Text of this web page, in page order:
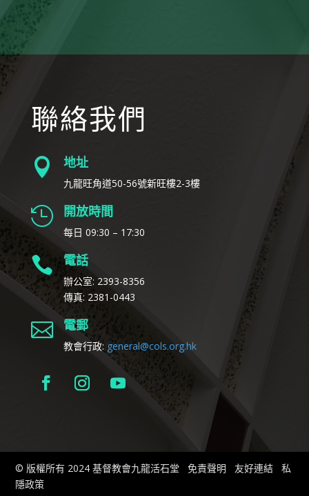
聯絡我們
 地址
九龍旺角道50-56號新旺樓2-3樓
 開放時間
每日 09:30 – 17:30
 電話
辦公室: 2393-8356
傳真: 2381-0443
 電郵
教會行政: general@cols.org.hk
© 版權所有 2024 基督教會九龍活石堂 免責聲明 友好連結
私
隱政策